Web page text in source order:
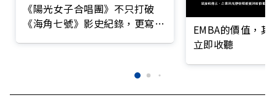
《陽光女子合唱團》不只打破
《海角七號》影史紀錄，更寫下
EMBA的價值，
立即收聽